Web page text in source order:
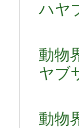
ハヤ
動物
ヤブ
動物